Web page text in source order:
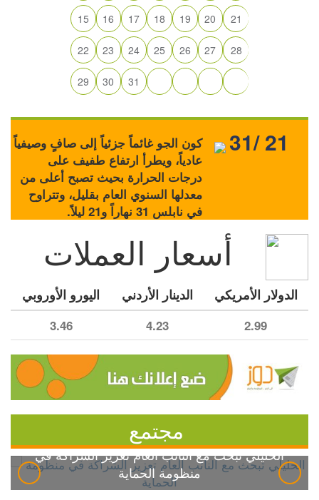
15 16 17 18 19 20 21
22 23 24 25 26 27 28
29 30 31
كون الجو غائماً جزئياً إلى صافٍ وصيفياً
عادياً، ويطرأ ارتفاع طفيف على
درجات الحرارة بحيث تصبح أعلى من
معدلها السنوي العام بقليل، وتتراوح
في نابلس 31 نهاراً و21 ليلاً.
31/ 21
أسعار العملات
الدولار الأمريكي الدينار الأردني اليورو الأوروبي
2.99
4.23
3.46
مجتمع
الخليلي تبحث مع النائب العام تعزيز الشراكة في
منظومة الحماية